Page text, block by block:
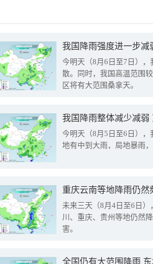
今明天（8月6日至7日）
散。同时，我国高温范围
区将有大范围桑拿天。
我国降雨整体减少减弱
今明天（8月5日至6日）
地有中到大雨，局地暴雨
重庆云南等地降雨仍然
未来三天（8月4日至6日
川、重庆、贵州等地仍然
害。
全国仍有大范围降雨